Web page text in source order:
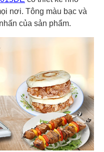
nơi. Tông màu bạc và
của sản phẩm.